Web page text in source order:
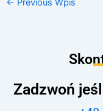
← Previous Wpis
Zadzwoń